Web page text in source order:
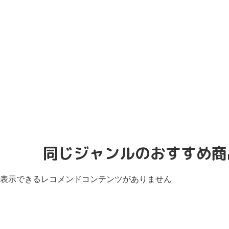
同じジャンルのおすすめ
表示できるレコメンドコンテンツがありません